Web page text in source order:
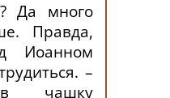
Да много
Правда,
Иоанном
–
в чашку